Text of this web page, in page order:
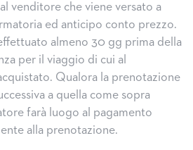
venditore che viene versato a
ed anticipo conto prezzo.
almeno 30 gg prima della
per il viaggio di cui al
Qualora la prenotazione
a quella come sopra
farà luogo al pagamento
alla prenotazione.